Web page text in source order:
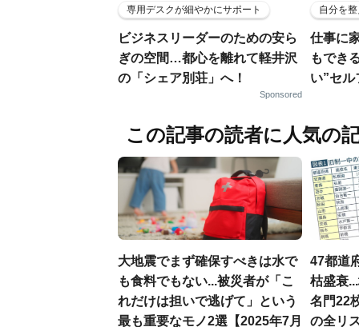
専用デスクが細やかにサポート
ビジネスリーダーのための安ら
ぎの空間…都心を離れて軽井沢
の「シェア別荘」へ！
Sponsored
自分を
仕事に
もでき
い”セ
この記事の読者に人気の
大地震でまず確保すべきは水で
も食料でもない...被災者が「こ
れだけは担いで逃げて」という
最も重要なモノ2選【2025年7月
47都道
枯盛衰
名門22
の全リ